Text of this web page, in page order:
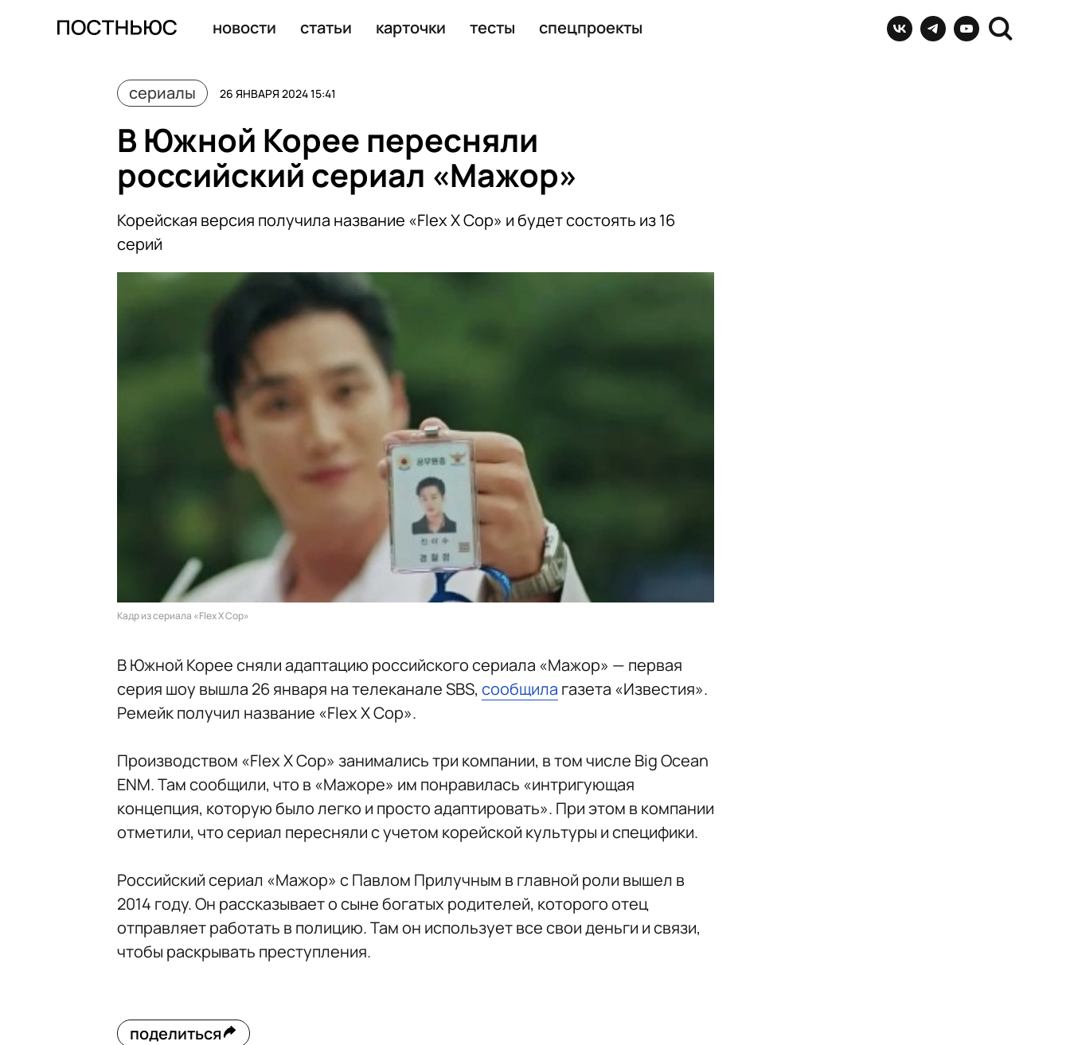
новости статьи карточки тесты спецпроекты
сериалы 26 ЯНВАРЯ 2024 15:41
В Южной Корее пересняли
российский сериал «Мажор»
Корейская версия получила название «Flex X Cop» и будет состоять из 16
серий
Кадр из сериала «Flex X Cop»
В Южной Корее сняли адаптацию российского сериала «Мажор» — первая
серия шоу вышла 26 января на телеканале SBS, сообщила газета «Известия».
Ремейк получил название «Flex X Cop».
Производством «Flex X Cop» занимались три компании, в том числе Big Ocean
ENM. Там сообщили, что в «Мажоре» им понравилась «интригующая
концепция, которую было легко и просто адаптировать». При этом в компании
отметили, что сериал пересняли с учетом корейской культуры и специфики.
Российский сериал «Мажор» с Павлом Прилучным в главной роли вышел в
2014 году. Он рассказывает о сыне богатых родителей, которого отец
отправляет работать в полицию. Там он использует все свои деньги и связи,
чтобы раскрывать преступления.
поделиться